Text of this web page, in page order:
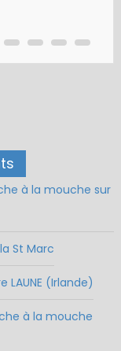
à la mouche sur
St Marc
LAUNE (Irlande)
à la mouche